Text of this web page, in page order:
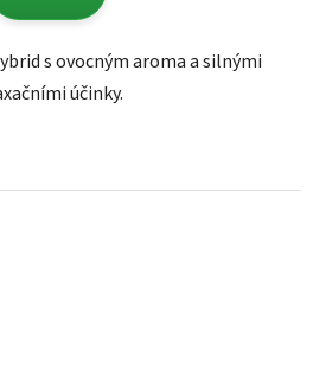
s ovocným aroma a silnými
účinky.